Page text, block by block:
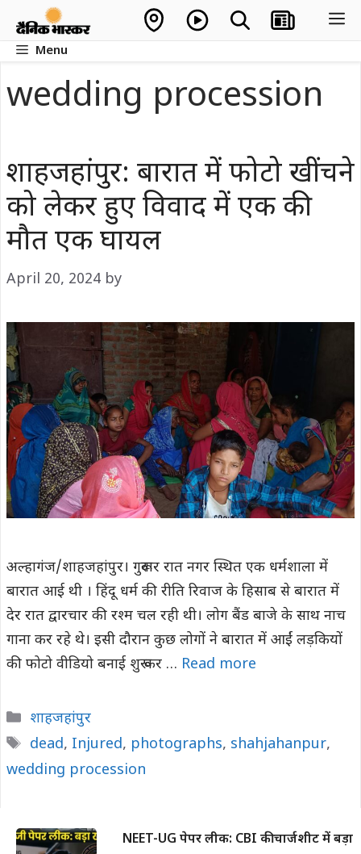
contentMenu
wedding procession
शाहजहांपुर: बारात में फोटो खींचने
को लेकर हुए विवाद में एक की
मौत एक घायल
April 20, 2024 by
अल्हागंज/शाहजहांपुर। गुरूवार रात नगर स्थित एक धर्मशाला में
बारात आई थी । हिंदू धर्म की रीति रिवाज के हिसाब से बारात में
देर रात द्वारचार की रश्म चल रही थी। लोग बैंड बाजे के साथ नाच
गाना कर रहे थे। इसी दौरान कुछ लोगों ने बारात में आईं लड़कियों
की फोटो वीडियो बनाई शुरू कर … Read more
Categories
शाहजहांपुर
Tags
dead, Injured, photographs, shahjahanpur,
wedding procession
NEET-UG पेपर लीक: CBI की चार्जशीट में बड़ा